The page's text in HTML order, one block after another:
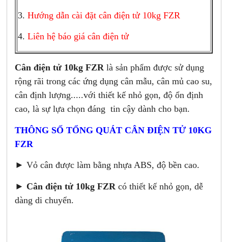
3.Hướng dẫn cài đặt cân điện tử 10kg FZR
4.Liên hệ báo giá cân điện tử
Cân điện tử 10kg FZR là sản phẩm được sử dụng
rộng rãi trong các ứng dụng cân mẫu, cân mủ cao su,
cân định lượng.....với thiết kế nhỏ gọn, độ ổn định
cao, là sự lựa chọn đáng tin cậy dành cho bạn.
THÔNG SỐ TỔNG QUÁT CÂN ĐIỆN TỬ 10KG
FZR
► Vỏ cân được làm bằng nhựa ABS, độ bền cao.
► Cân điện tử 10kg FZR có thiết kế nhỏ gọn, dễ
dàng di chuyển.